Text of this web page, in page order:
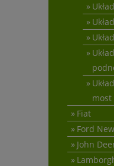
most
Fiat
Ford
John